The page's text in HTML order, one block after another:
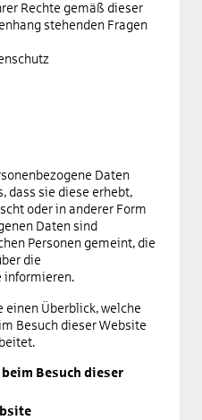
Rechte gemäß dieser
stehenden Fragen
Daten
dass sie diese erhebt,
oder in anderer Form
Daten sind
Personen gemeint, die
die
informieren.
einen Überblick, welche
Besuch dieser Website
Besuch dieser